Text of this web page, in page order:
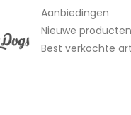
Aanbiedingen
Nieuwe producten
Best verkochte